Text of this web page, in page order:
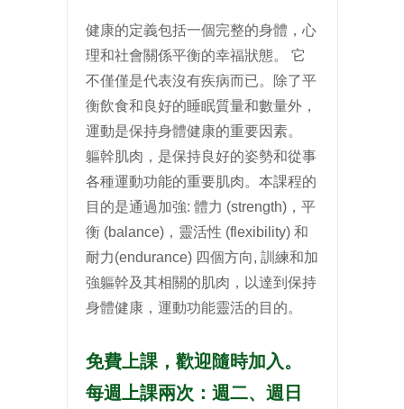
健康的定義包括一個完整的身體，心
理和社會關係平衡的幸福狀態。 它
不僅僅是代表沒有疾病而已。除了平
衡飲食和良好的睡眠質量和數量外，
運動是保持身體健康的重要因素。
軀幹肌肉，是保持良好的姿勢和從事
各種運動功能的重要肌肉。本課程的
目的是通過加強: 體力 (strength)，平
衡 (balance)，靈活性 (flexibility) 和
耐力(endurance) 四個方向, 訓練和加
強軀幹及其相關的肌肉，以達到保持
身體健康，運動功能靈活的目的。
免費上課，歡迎隨時加入。
每週上課兩次：週二、週日